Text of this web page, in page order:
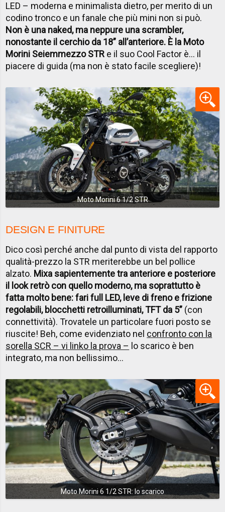
LED – moderna e minimalista dietro, per merito di un
codino tronco e un fanale che più mini non si può.
Non è una naked, ma neppure una scrambler,
nonostante il cerchio da 18” all’anteriore. È la Moto
Morini Seiemmezzo STR e il suo Cool Factor è... il
piacere di guida (ma non è stato facile scegliere)!
Moto Morini 6 1/2 STR
DESIGN E FINITURE
Dico così perché anche dal punto di vista del rapporto
qualità-prezzo la STR meriterebbe un bel pollice
alzato. Mixa sapientemente tra anteriore e posteriore
il look retrò con quello moderno, ma soprattutto è
fatta molto bene: fari full LED, leve di freno e frizione
regolabili, blocchetti retroilluminati, TFT da 5” (con
connettività). Trovatele un particolare fuori posto se
riuscite! Beh, come evidenziato nel confronto con la
sorella SCR – vi linko la prova – lo scarico è ben
integrato, ma non bellissimo...
Moto Morini 6 1/2 STR: lo scarico